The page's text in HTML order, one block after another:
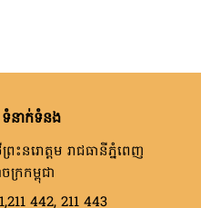
នាក់ទំនង
រះនរោត្តម រាជធានីភ្នំពេញ
ក្រកម្ពុជា
442, 211 443